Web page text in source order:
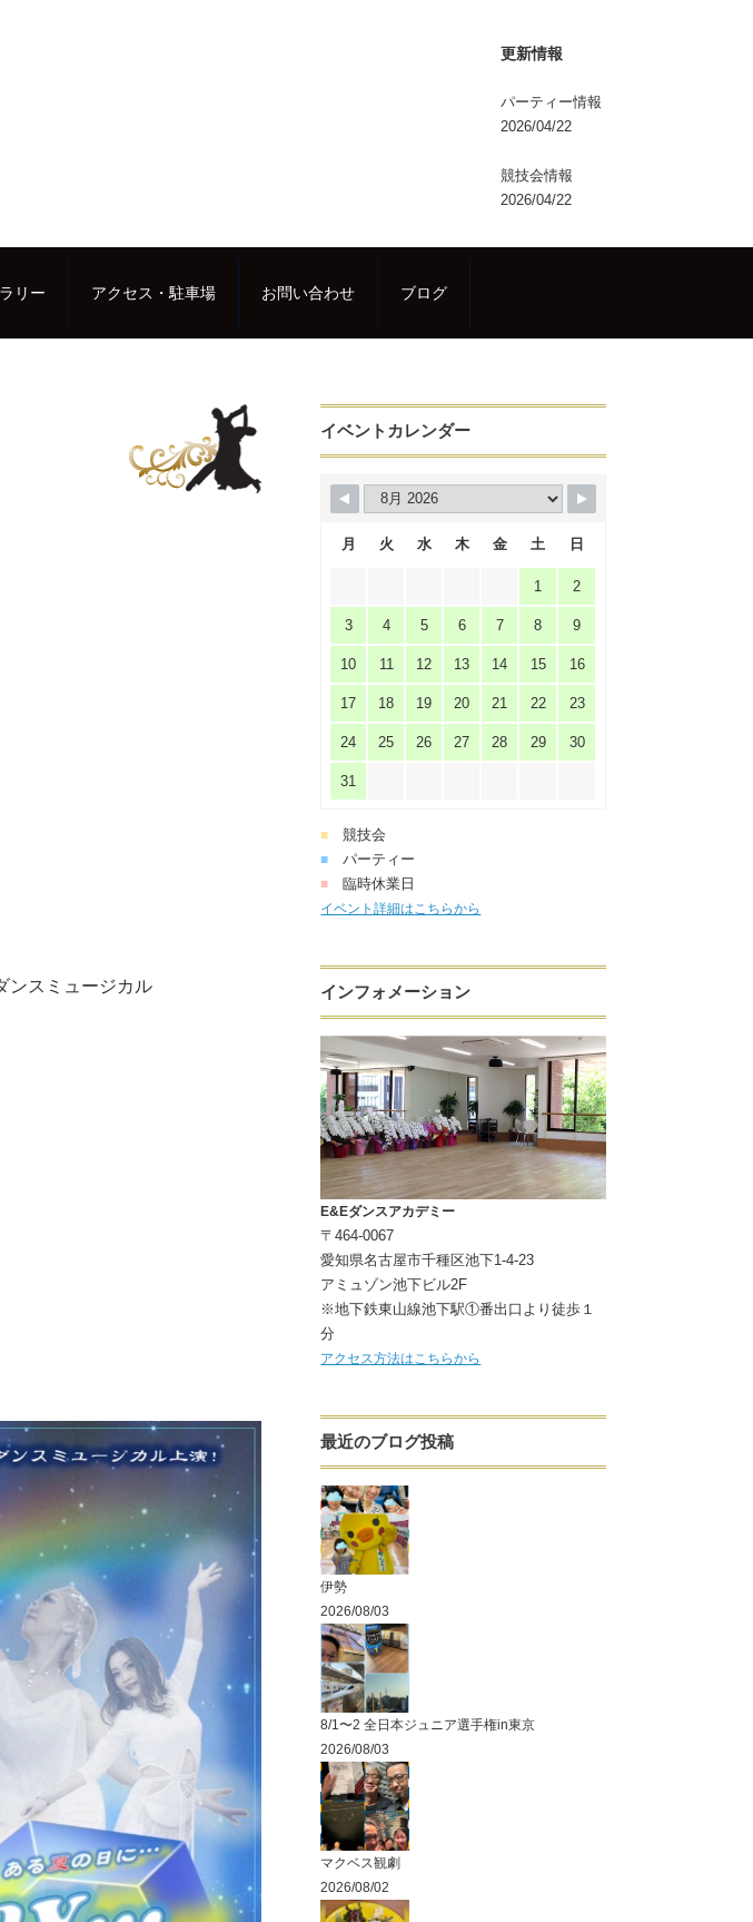
更新情報
パーティー情報
2026/04/22
競技会情報
2026/04/22
リー アクセス・駐車場 お問い合わせ ブログ
ンスミュージカル
イベントカレンダー
月 火 水 木 金 土 日
1 2
3 4 5 6 7 8 9
10 11 12 13 14 15 16
17 18 19 20 21 22 23
24 25 26 27 28 29 30
31
■ 競技会
■ パーティー
■ 臨時休業日
イベント詳細はこちらから
インフォメーション
E&Eダンスアカデミー
〒464-0067
愛知県名古屋市千種区池下1-4-23
アミュゾン池下ビル2F
※地下鉄東山線池下駅①番出口より徒歩１
分
アクセス方法はこちらから
最近のブログ投稿
伊勢
2026/08/03
8/1〜2 全日本ジュニア選手権in東京
2026/08/03
マクベス観劇
2026/08/02